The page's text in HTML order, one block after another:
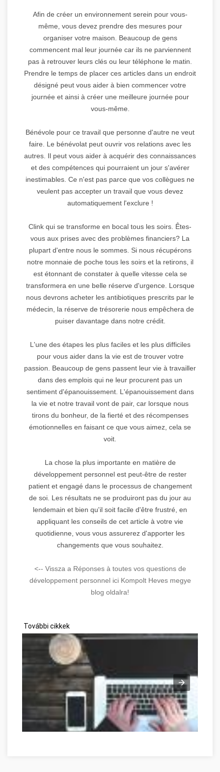
Afin de créer un environnement serein pour vous-
même, vous devez prendre des mesures pour
organiser votre maison. Beaucoup de gens
commencent mal leur journée car ils ne parviennent
pas à retrouver leurs clés ou leur téléphone le matin.
Prendre le temps de placer ces articles dans un endroit
désigné peut vous aider à bien commencer votre
journée et ainsi à créer une meilleure journée pour
vous-même.
Bénévole pour ce travail que personne d'autre ne veut
faire. Le bénévolat peut ouvrir vos relations avec les
autres. Il peut vous aider à acquérir des connaissances
et des compétences qui pourraient un jour s'avérer
inestimables. Ce n'est pas parce que vos collègues ne
veulent pas accepter un travail que vous devez
automatiquement l'exclure !
Clink qui se transforme en bocal tous les soirs. Êtes-
vous aux prises avec des problèmes financiers? La
plupart d'entre nous le sommes. Si nous récupérons
notre monnaie de poche tous les soirs et la retirons, il
est étonnant de constater à quelle vitesse cela se
transformera en une belle réserve d'urgence. Lorsque
nous devrons acheter les antibiotiques prescrits par le
médecin, la réserve de trésorerie nous empêchera de
puiser davantage dans notre crédit.
L'une des étapes les plus faciles et les plus difficiles
pour vous aider dans la vie est de trouver votre
passion. Beaucoup de gens passent leur vie à travailler
dans des emplois qui ne leur procurent pas un
sentiment d'épanouissement. L'épanouissement dans
la vie et notre travail vont de pair, car lorsque nous
tirons du bonheur, de la fierté et des récompenses
émotionnelles en faisant ce que vous aimez, cela se
voit.
La chose la plus importante en matière de
développement personnel est peut-être de rester
patient et engagé dans le processus de changement
de soi. Les résultats ne se produiront pas du jour au
lendemain et bien qu'il soit facile d'être frustré, en
appliquant les conseils de cet article à votre vie
quotidienne, vous vous assurerez d'apporter les
changements que vous souhaitez.
<-- Vissza a Réponses à toutes vos questions de
développement personnel ici Kompolt Heves megye
blog oldalra!
További cikkek